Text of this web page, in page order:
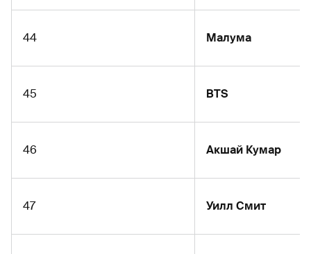
44 Малума
45 BTS
46 Акшай Кумар
47 Уилл Смит